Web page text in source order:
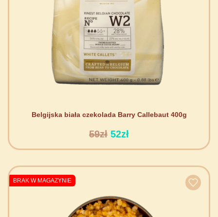
Belgijska biała czekolada Barry Callebaut 400g
59zł 52zł
BRAK W MAGAZYNIE